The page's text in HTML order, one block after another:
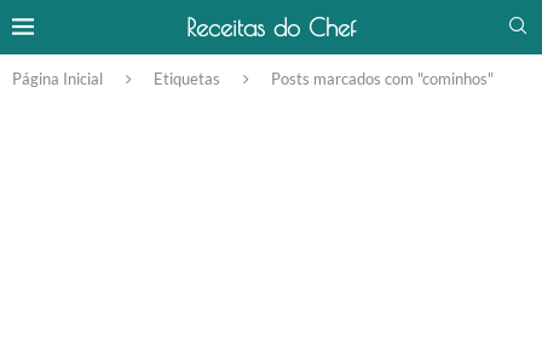
Receitas do Chef
Página Inicial Etiquetas Posts marcados com "cominhos"